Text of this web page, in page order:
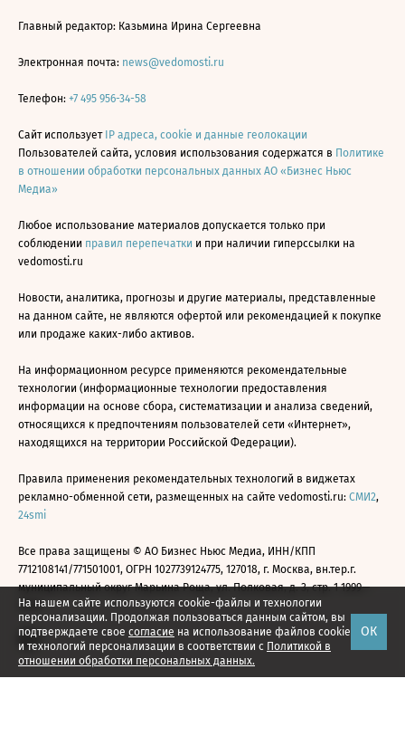
На нашем сайте используются cookie-файлы и технологии
персонализации. Продолжая пользоваться данным сайтом, вы
подтверждаете свое согласие на использование файлов cookie
и технологий персонализации в соответствии с Политикой в
отношении обработки персональных данных.
ОК
Главный редактор: Казьмина Ирина Сергеевна
Электронная почта: news@vedomosti.ru
Телефон: +7 495 956-34-58
Сайт использует IP адреса, cookie и данные геолокации
Пользователей сайта, условия использования содержатся в Политике
в отношении обработки персональных данных АО «Бизнес Ньюс
Медиа»
Любое использование материалов допускается только при
соблюдении правил перепечатки и при наличии гиперссылки на
vedomosti.ru
Новости, аналитика, прогнозы и другие материалы, представленные
на данном сайте, не являются офертой или рекомендацией к покупке
или продаже каких-либо активов.
На информационном ресурсе применяются рекомендательные
технологии (информационные технологии предоставления
информации на основе сбора, систематизации и анализа сведений,
относящихся к предпочтениям пользователей сети «Интернет»,
находящихся на территории Российской Федерации).
Правила применения рекомендательных технологий в виджетах
рекламно-обменной сети, размещенных на сайте vedomosti.ru: СМИ2,
24smi
Все права защищены © АО Бизнес Ньюс Медиа, ИНН/КПП
7712108141/771501001, ОГРН 1027739124775, 127018, г. Москва, вн.тер.г.
муниципальный округ Марьина Роща, ул. Полковая, д. 3, стр. 1 1999—
2026